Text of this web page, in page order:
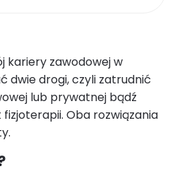
kariery zawodowej w
dwie drogi, czyli zatrudnić
lub prywatnej bądź
fizjoterapii. Oba rozwiązania